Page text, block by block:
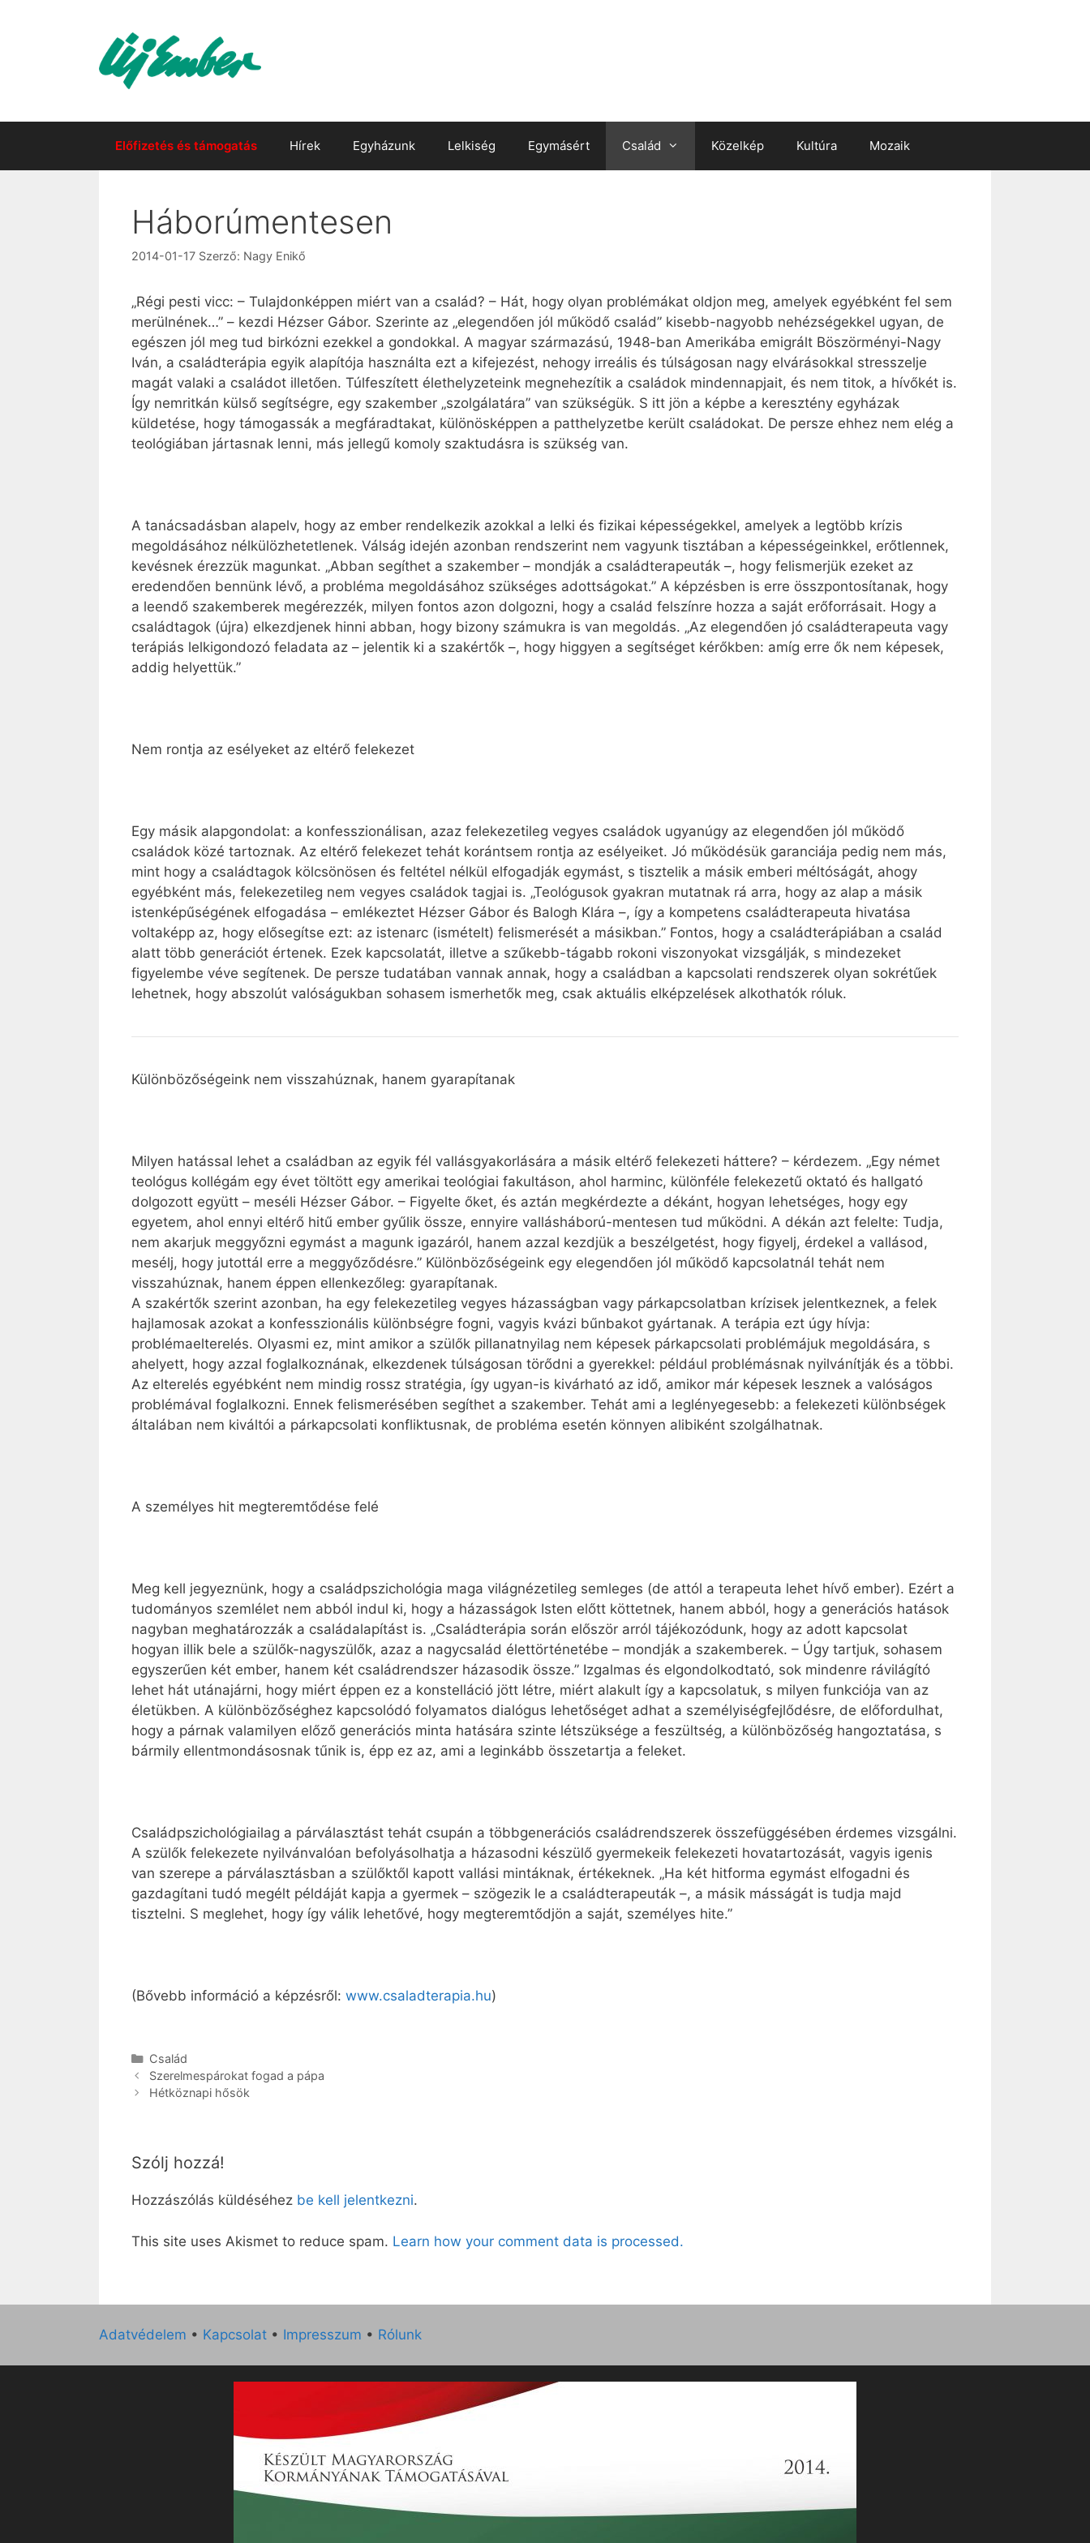
Előfizetés és támogatás Hírek Egyházunk Lelkiség Egymásért Család Közelkép Kultúra Mozaik
Háborúmentesen
2014-01-17 Szerző: Nagy Enikő
„Régi pesti vicc: – Tulajdonképpen miért van a család? – Hát, hogy olyan problémákat oldjon meg, amelyek egyébként fel sem
merülnének…” – kezdi Hézser Gábor. Szerinte az „elegendően jól működő család” kisebb-nagyobb nehézségekkel ugyan, de
egészen jól meg tud birkózni ezekkel a gondokkal. A magyar származású, 1948-ban Amerikába emigrált Böszörményi-Nagy
Iván, a családterápia egyik alapítója használta ezt a kifejezést, nehogy irreális és túlságosan nagy elvárásokkal stresszelje
magát valaki a családot illetően. Túlfeszített élethelyzeteink megnehezítik a családok mindennapjait, és nem titok, a hívőkét is.
Így nemritkán külső segítségre, egy szakember „szolgálatára” van szükségük. S itt jön a képbe a keresztény egyházak
küldetése, hogy támogassák a megfáradtakat, különösképpen a patthelyzetbe került családokat. De persze ehhez nem elég a
teológiában jártasnak lenni, más jellegű komoly szaktudásra is szükség van.
A tanácsadásban alapelv, hogy az ember rendelkezik azokkal a lelki és fizikai képességekkel, amelyek a legtöbb krízis
megoldásához nélkülözhetetlenek. Válság idején azonban rendszerint nem vagyunk tisztában a képességeinkkel, erőtlennek,
kevésnek érezzük magunkat. „Abban segíthet a szakember – mondják a családterapeuták –, hogy felismerjük ezeket az
eredendően bennünk lévő, a probléma megoldásához szükséges adottságokat.” A képzésben is erre összpontosítanak, hogy
a leendő szakemberek megérezzék, milyen fontos azon dolgozni, hogy a család felszínre hozza a saját erőforrásait. Hogy a
családtagok (újra) elkezdjenek hinni abban, hogy bizony számukra is van megoldás. „Az elegendően jó családterapeuta vagy
terápiás lelkigondozó feladata az – jelentik ki a szakértők –, hogy higgyen a segítséget kérőkben: amíg erre ők nem képesek,
addig helyettük.”
Nem rontja az esélyeket az eltérő felekezet
Egy másik alapgondolat: a konfesszionálisan, azaz felekezetileg vegyes családok ugyanúgy az elegendően jól működő
családok közé tartoznak. Az eltérő felekezet tehát korántsem rontja az esélyeiket. Jó működésük garanciája pedig nem más,
mint hogy a családtagok kölcsönösen és feltétel nélkül elfogadják egymást, s tisztelik a másik emberi méltóságát, ahogy
egyébként más, felekezetileg nem vegyes családok tagjai is. „Teológusok gyakran mutatnak rá arra, hogy az alap a másik
istenképűségének elfogadása – emlékeztet Hézser Gábor és Balogh Klára –, így a kompetens családterapeuta hivatása
voltaképp az, hogy elősegítse ezt: az istenarc (ismételt) felismerését a másikban.” Fontos, hogy a családterápiában a család
alatt több generációt értenek. Ezek kapcsolatát, illetve a szűkebb-tágabb rokoni viszonyokat vizsgálják, s mindezeket
figyelembe véve segítenek. De persze tudatában vannak annak, hogy a családban a kapcsolati rendszerek olyan sokrétűek
lehetnek, hogy abszolút valóságukban sohasem ismerhetők meg, csak aktuális elképzelések alkothatók róluk.
Különbözőségeink nem visszahúznak, hanem gyarapítanak
Milyen hatással lehet a családban az egyik fél vallásgyakorlására a másik eltérő felekezeti háttere? – kérdezem. „Egy német
teológus kollégám egy évet töltött egy amerikai teológiai fakultáson, ahol harminc, különféle felekezetű oktató és hallgató
dolgozott együtt – meséli Hézser Gábor. – Figyelte őket, és aztán megkérdezte a dékánt, hogyan lehetséges, hogy egy
egyetem, ahol ennyi eltérő hitű ember gyűlik össze, ennyire vallásháború-mentesen tud működni. A dékán azt felelte: Tudja,
nem akarjuk meggyőzni egymást a magunk igazáról, hanem azzal kezdjük a beszélgetést, hogy figyelj, érdekel a vallásod,
mesélj, hogy jutottál erre a meggyőződésre.” Különbözőségeink egy elegendően jól működő kapcsolatnál tehát nem
visszahúznak, hanem éppen ellenkezőleg: gyarapítanak.
A szakértők szerint azonban, ha egy felekezetileg vegyes házasságban vagy párkapcsolatban krízisek jelentkeznek, a felek
hajlamosak azokat a konfesszionális különbségre fogni, vagyis kvázi bűnbakot gyártanak. A terápia ezt úgy hívja:
problémaelterelés. Olyasmi ez, mint amikor a szülők pillanatnyilag nem képesek párkapcsolati problémájuk megoldására, s
ahelyett, hogy azzal foglalkoznának, elkezdenek túlságosan törődni a gyerekkel: például problémásnak nyilvánítják és a többi.
Az elterelés egyébként nem mindig rossz stratégia, így ugyan-is kivárható az idő, amikor már képesek lesznek a valóságos
problémával foglalkozni. Ennek felismerésében segíthet a szakember. Tehát ami a leglényegesebb: a felekezeti különbségek
általában nem kiváltói a párkapcsolati konfliktusnak, de probléma esetén könnyen alibiként szolgálhatnak.
A személyes hit megteremtődése felé
Meg kell jegyeznünk, hogy a családpszichológia maga világnézetileg semleges (de attól a terapeuta lehet hívő ember). Ezért a
tudományos szemlélet nem abból indul ki, hogy a házasságok Isten előtt köttetnek, hanem abból, hogy a generációs hatások
nagyban meghatározzák a családalapítást is. „Családterápia során először arról tájékozódunk, hogy az adott kapcsolat
hogyan illik bele a szülők-nagyszülők, azaz a nagycsalád élettörténetébe – mondják a szakemberek. – Úgy tartjuk, sohasem
egyszerűen két ember, hanem két családrendszer házasodik össze.” Izgalmas és elgondolkodtató, sok mindenre rávilágító
lehet hát utánajárni, hogy miért éppen ez a konstelláció jött létre, miért alakult így a kapcsolatuk, s milyen funkciója van az
életükben. A különbözőséghez kapcsolódó folyamatos dialógus lehetőséget adhat a személyiségfejlődésre, de előfordulhat,
hogy a párnak valamilyen előző generációs minta hatására szinte létszüksége a feszültség, a különbözőség hangoztatása, s
bármily ellentmondásosnak tűnik is, épp ez az, ami a leginkább összetartja a feleket.
Családpszichológiailag a párválasztást tehát csupán a többgenerációs családrendszerek összefüggésében érdemes vizsgálni.
A szülők felekezete nyilvánvalóan befolyásolhatja a házasodni készülő gyermekeik felekezeti hovatartozását, vagyis igenis
van szerepe a párválasztásban a szülőktől kapott vallási mintáknak, értékeknek. „Ha két hitforma egymást elfogadni és
gazdagítani tudó megélt példáját kapja a gyermek – szögezik le a családterapeuták –, a másik másságát is tudja majd
tisztelni. S meglehet, hogy így válik lehetővé, hogy megteremtődjön a saját, személyes hite.”
(Bővebb információ a képzésről: www.csaladterapia.hu)
Kategória
Család
Szerelmespárokat fogad a pápa
Hétköznapi hősök
Szólj hozzá!
Hozzászólás küldéséhez be kell jelentkezni.
This site uses Akismet to reduce spam. Learn how your comment data is processed.
Adatvédelem • Kapcsolat • Impresszum • Rólunk